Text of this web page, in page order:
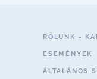
RÓLUNK -
ESEMÉNYEK
ÁLTALÁNOS